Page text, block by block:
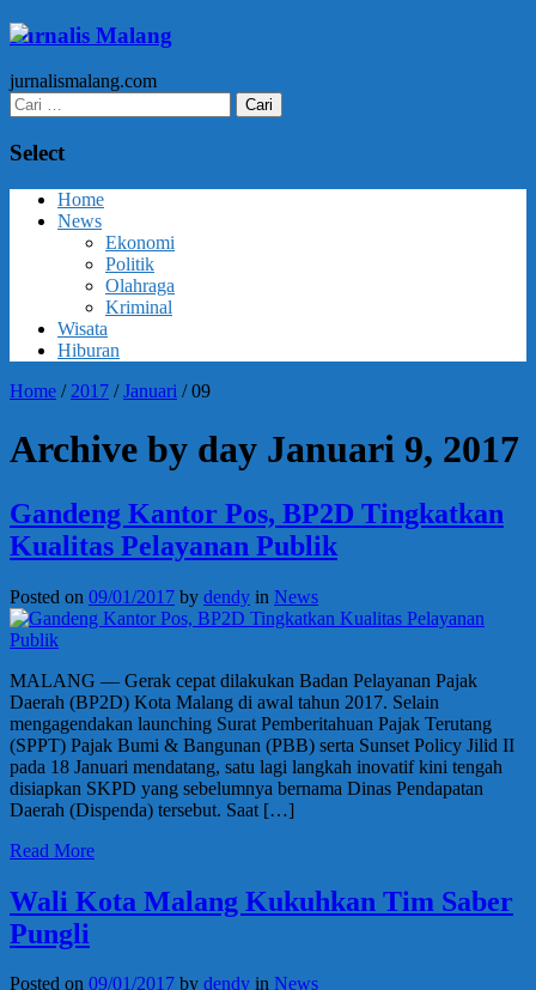
Jurnalis Malang
jurnalismalang.com
Cari
untuk:
Select
Home
News
Ekonomi
Politik
Olahraga
Kriminal
Wisata
Hiburan
Home / 2017 /Januari /09
Archive by day Januari 9, 2017
Gandeng Kantor Pos, BP2D Tingkatkan
Kualitas Pelayanan Publik
Posted on 09/01/2017 by dendy in News
MALANG — Gerak cepat dilakukan Badan Pelayanan Pajak
Daerah (BP2D) Kota Malang di awal tahun 2017. Selain
mengagendakan launching Surat Pemberitahuan Pajak Terutang
(SPPT) Pajak Bumi & Bangunan (PBB) serta Sunset Policy Jilid II
pada 18 Januari mendatang, satu lagi langkah inovatif kini tengah
disiapkan SKPD yang sebelumnya bernama Dinas Pendapatan
Daerah (Dispenda) tersebut. Saat […]
Read More
Wali Kota Malang Kukuhkan Tim Saber
Pungli
Posted on 09/01/2017 by dendy in News